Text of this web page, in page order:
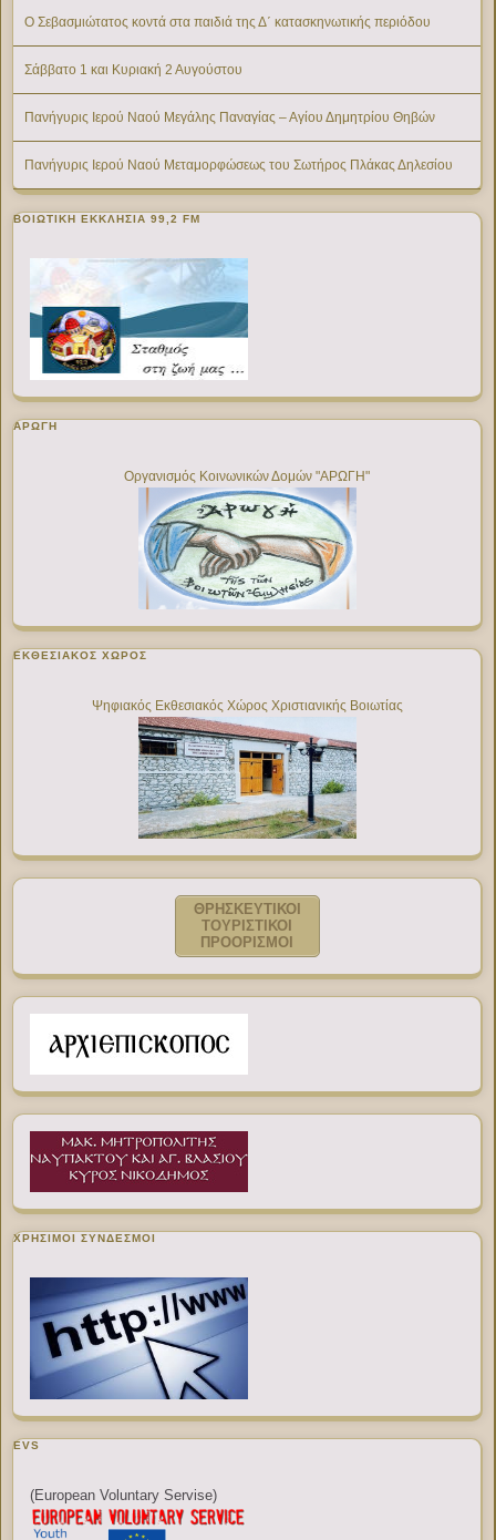
Ο Σεβασμιώτατος κοντά στα παιδιά της Δ΄ κατασκηνωτικής περιόδου
Σάββατο 1 και Κυριακή 2 Αυγούστου
Πανήγυρις Ιερού Ναού Μεγάλης Παναγίας – Αγίου Δημητρίου Θηβών
Πανήγυρις Ιερού Ναού Μεταμορφώσεως του Σωτήρος Πλάκας Δηλεσίου
ΒΟΙΩΤΙΚΉ ΕΚΚΛΗΣΊΑ 99,2 FM
ΑΡΩΓΗ
Οργανισμός Κοινωνικών Δομών "ΑΡΩΓΗ"
ΕΚΘΕΣΙΑΚΌΣ ΧΏΡΟΣ
Ψηφιακός Εκθεσιακός Χώρος Χριστιανικής Βοιωτίας
ΘΡΗΣΚΕΥΤΙΚΟΙ
ΤΟΥΡΙΣΤΙΚΟΙ
ΠΡΟΟΡΙΣΜΟΙ
ΧΡΉΣΙΜΟΙ ΣΎΝΔΕΣΜΟΙ
EVS
(European Voluntary Servise)